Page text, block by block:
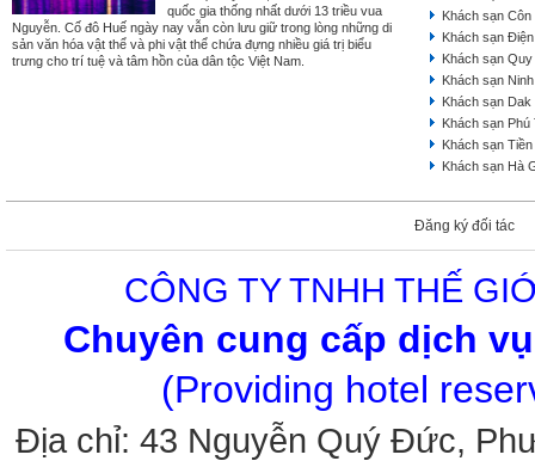
quốc gia thống nhất dưới 13 triều vua
Nguyễn. Cố đô Huế ngày nay vẫn còn lưu giữ trong lòng những di
sản văn hóa vật thể và phi vật thể chứa đựng nhiều giá trị biểu
trưng cho trí tuệ và tâm hồn của dân tộc Việt Nam.
Khách sạn
Khách sạn
Khách sạn
Khách sạn
Khách sạn Dak
Khách sạn Phú
Khách sạn
Khách sạn Hà
Đăng ký đối tác
CÔNG TY TNHH THẾ
Chuyên cung cấp dịch
(Providing hotel
Địa chỉ: 43 Nguyễn Quý Đức,